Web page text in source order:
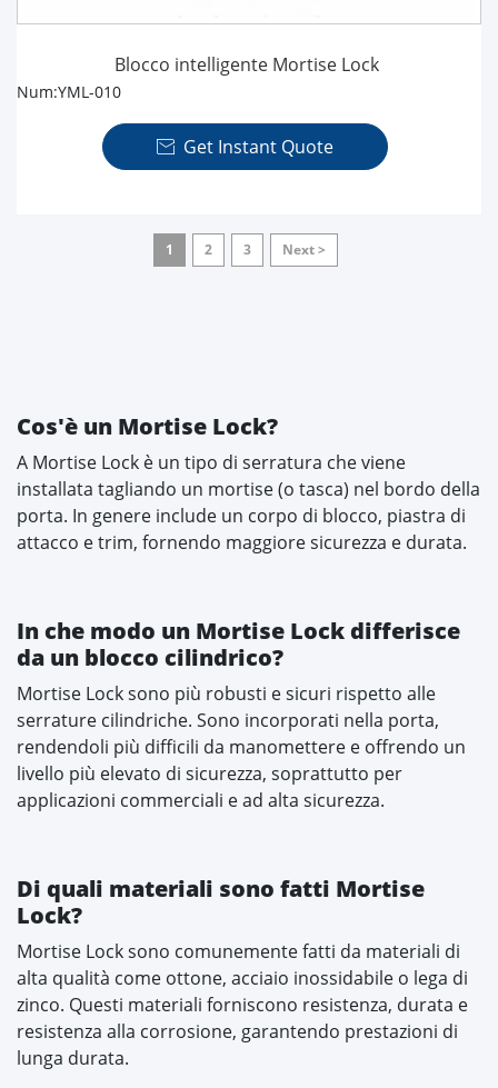
Blocco intelligente Mortise Lock
Num:YML-010
 Get Instant Quote
1 2 3 Next >
Cos'è un Mortise Lock?
A Mortise Lock è un tipo di serratura che viene
installata tagliando un mortise (o tasca) nel bordo della
porta. In genere include un corpo di blocco, piastra di
attacco e trim, fornendo maggiore sicurezza e durata.
In che modo un Mortise Lock differisce
da un blocco cilindrico?
Mortise Lock sono più robusti e sicuri rispetto alle
serrature cilindriche. Sono incorporati nella porta,
rendendoli più difficili da manomettere e offrendo un
livello più elevato di sicurezza, soprattutto per
applicazioni commerciali e ad alta sicurezza.
Di quali materiali sono fatti Mortise
Lock?
Mortise Lock sono comunemente fatti da materiali di
alta qualità come ottone, acciaio inossidabile o lega di
zinco. Questi materiali forniscono resistenza, durata e
resistenza alla corrosione, garantendo prestazioni di
lunga durata.